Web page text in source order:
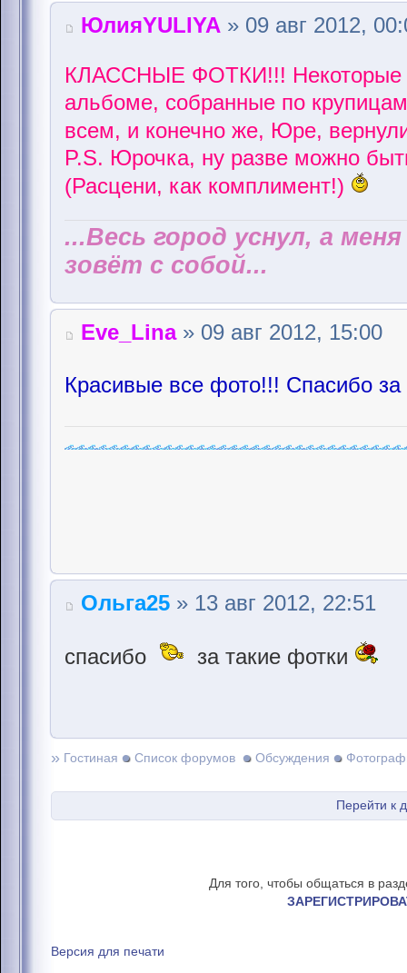
ЮлияYULIYA » 09 авг 2012,
КЛАССНЫЕ ФОТКИ!!! Некоторые
альбоме, собранные по
всем, и конечно же, Юре,
P.S. Юрочка, ну разве можно
(Расцени, как комплимент!)
...Весь город уснул, а
зовёт с собой...
Eve_Lina» 09 авг 2012, 15:00
Красивые все фото!!! Спасибо за
Ольга25 » 13 авг 2012, 22:51
спасибо за такие фотки
» Гостиная Список форумов Обсуждения
Перейти к
Для того, чтобы общаться в
Версия для печати